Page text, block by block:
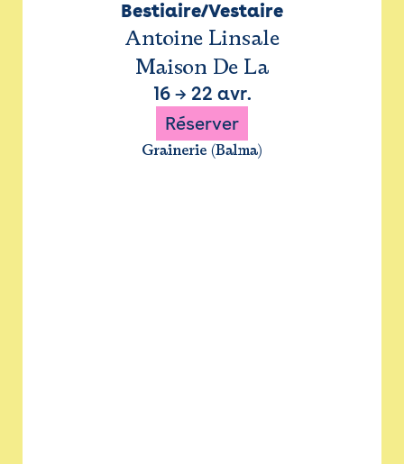
Bestiaire/Vestaire
Antoine Linsale
Maison De La
16→ 22 avr.
Réserver
Grainerie (Balma)